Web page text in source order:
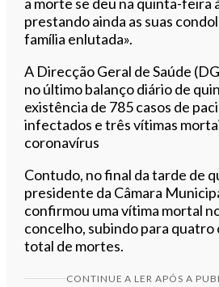
prestando ainda as suas
família enlutada».
A Direcção Geral de Saúde
no último balanço diário de
existência de 785 casos de
infectados e três vítimas
coronavírus
Contudo, no final da tarde de
presidente da Câmara
confirmou uma vítima mortal
concelho, subindo para quatro
total de mortes.
CONTINUE A LER APÓS A